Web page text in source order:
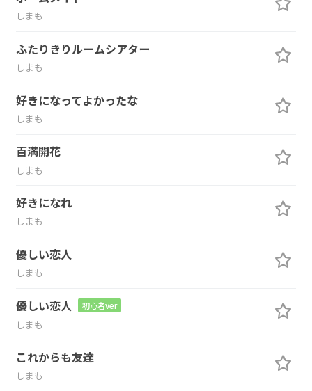
しまも
ふたりきりルームシアター
しまも
好きになってよかったな
しまも
百満開花
しまも
好きになれ
しまも
優しい恋人
しまも
優しい恋人 初心者ver
しまも
これからも友達
しまも